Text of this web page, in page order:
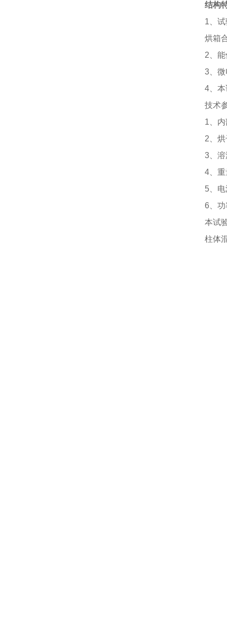
结构
1 、
烘箱
2 、
3 、
4 、
技术
1 、
2 、
3 、
4 、
5 、
6 、
本试
柱体